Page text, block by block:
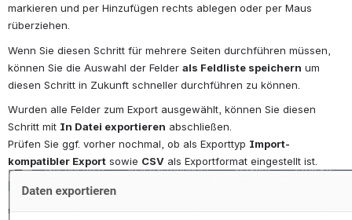
markieren und per Hinzufügen rechts ablegen oder per Maus
rüberziehen.
Wenn Sie diesen Schritt für mehrere Seiten durchführen müssen,
können Sie die Auswahl der Felder als Feldliste speichern um
diesen Schritt in Zukunft schneller durchführen zu können.
Wurden alle Felder zum Export ausgewählt, können Sie diesen
Schritt mit In Datei exportieren abschließen.
Prüfen Sie ggf. vorher nochmal, ob als Exporttyp Import-
kompatibler Export sowie CSV als Exportformat eingestellt ist.